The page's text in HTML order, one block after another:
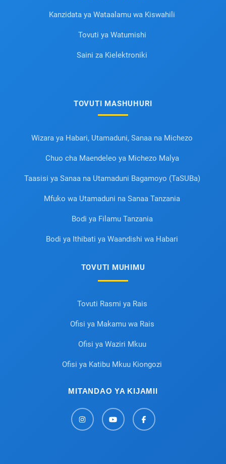
Kanzidata ya Wataalamu wa Kiswahili
Tovuti ya Watumishi
Saini za Kielektroniki
TOVUTI MASHUHURI
Wizara ya Habari, Utamaduni, Sanaa na Michezo
Chuo cha Maendeleo ya Michezo Malya
Taasisi ya Sanaa na Utamaduni Bagamoyo (TaSUBa)
Mfuko wa Utamaduni na Sanaa Tanzania
Bodi ya Filamu Tanzania
Bodi ya Ithibati ya Waandishi wa Habari
TOVUTI MUHIMU
Tovuti Rasmi ya Rais
Ofisi ya Makamu wa Rais
Ofisi ya Waziri Mkuu
Ofisi ya Katibu Mkuu Kiongozi
MITANDAO YA KIJAMII